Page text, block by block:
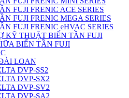
FUJI FRENIC ACE SERIES
FUJI FRENIC MEGA SERIES
FUJI FRENIC eHVAC SERIES
KỸ THUẬT BIẾN TẦN FUJI
BIẾN TẦN FUJI
LOAN
DVP-SS2
DVP-SX2
DVP-SV2
DVP-SA2